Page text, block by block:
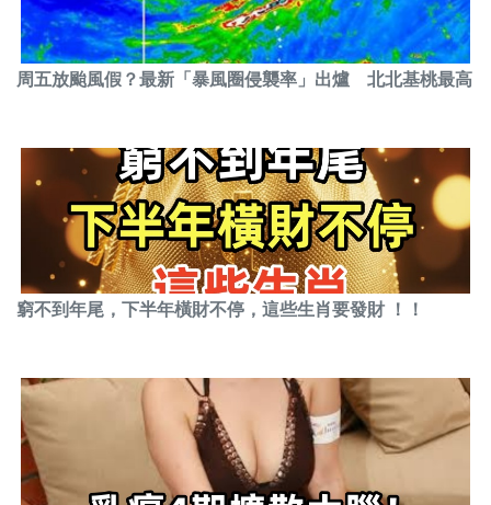
周五放颱風假？最新「暴風圈侵襲率」出爐 北北基桃最高
窮不到年尾，下半年橫財不停，這些生肖要發財 ！！